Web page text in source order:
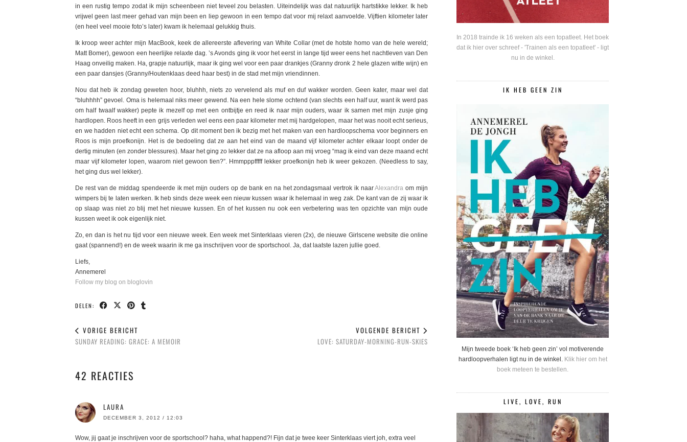
in een rustig tempo zodat ik mijn scheenbeen niet teveel zou belasten. Uiteindelijk was dat natuurlijk hartstikke lekker. Ik heb
vrijwel geen last meer gehad van mijn been en liep gewoon in een tempo dat voor mij relaxt aanvoelde. Vijftien kilometer later
(en heel veel mooie foto’s later) kwam ik helemaal gelukkig thuis.
Ik kroop weer achter mijn MacBook, keek de allereerste aflevering van White Collar (met de hotste homo van de hele wereld;
Matt Bomer), gewoon een heerlijke relaxte dag. ’s Avonds ging ik voor het eerst in lange tijd weer eens het nachtleven van Den
Haag onveilig maken. Ha, grapje natuurlijk, maar ik ging wel voor een paar drankjes (Granny dronk 2 hele glazen witte wijn) en
een paar dansjes (Granny/Houtenklaas deed haar best) in de stad met mijn vriendinnen.
Nou dat heb ik zondag geweten hoor, bluhhh, niets zo vervelend als muf en duf wakker worden. Geen kater, maar wel dat
“bluhhhh” gevoel. Oma is helemaal niks meer gewend. Na een hele slome ochtend (van slechts een half uur, want ik werd pas
om half twaalf wakker) pepte ik mezelf op met een ontbijtje en reed ik naar mijn ouders, waar ik samen met mijn zusje ging
hardlopen. Roos heeft in een grijs verleden wel eens een paar kilometer met mij hardgelopen, maar het was nooit echt serieus,
en we hadden niet echt een schema. Op dit moment ben ik bezig met het maken van een hardloopschema voor beginners en
Roos is mijn proefkonijn. Het is de bedoeling dat ze aan het eind van de maand vijf kilometer achter elkaar loopt onder de
dertig minuten (en zonder blessures). Maar het ging zo lekker dat ze na afloop aan mij vroeg “mag ik eind van deze maand echt
maar vijf kilometer lopen, waarom niet gewoon tien?”. Hmmpppfffff lekker proefkonijn heb ik weer gekozen. (Needless to say,
het ging dus wel lekker).
De rest van de middag spendeerde ik met mijn ouders op de bank en na het zondagsmaal vertrok ik naarAlexandra om mijn
wimpers bij te laten werken. Ik heb sinds deze week een nieuw kussen waar ik helemaal in weg zak. De kant van de zij waar ik
op slaap was niet zo blij met het nieuwe kussen. En of het kussen nu ook een verbetering was ten opzichte van mijn oude
kussen weet ik ook eigenlijk niet.
Zo, en dan is het nu tijd voor een nieuwe week. Een week met Sinterklaas vieren (2x), de nieuwe Girlscene website die online
gaat (spannend!) en de week waarin ik me ga inschrijven voor de sportschool. Ja, dat laatste lazen jullie goed.
Liefs,
Annemerel
Follow my blog on bloglovin
DELEN:
VORIGE BERICHT
SUNDAY READING: GRACE: A MEMOIR
VOLGENDE BERICHT
LOVE: SATURDAY-MORNING-RUN-SKIES
42 REACTIES
LAURA
DECEMBER 3, 2012 / 12:03
Wow, jij gaat je inschrijven voor de sportschool? haha, what happend?! Fijn dat je twee keer Sinterklaas viert joh, extra veel
In 2018 trainde ik 16 weken als een topatleet. Het boek
dat ik hier over schreef - 'Trainen als een topatleet' - ligt
nu in de winkel.
IK HEB GEEN ZIN
Mijn tweede boek ‘Ik heb geen zin’ vol motiverende
hardloopverhalen ligt nu in de winkel. Klik hier om het
boek meteen te bestellen.
LIVE, LOVE, RUN